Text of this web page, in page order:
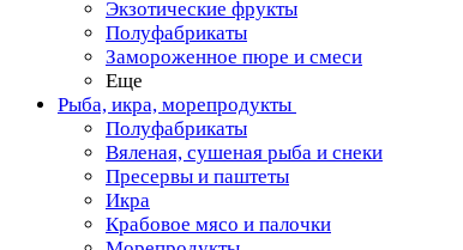
Экзотические фрукты
Полуфабрикаты
Замороженное пюре и смеси
Еще
Рыба, икра, морепродукты
Полуфабрикаты
Вяленая, сушеная рыба и снеки
Пресервы и паштеты
Икра
Крабовое мясо и палочки